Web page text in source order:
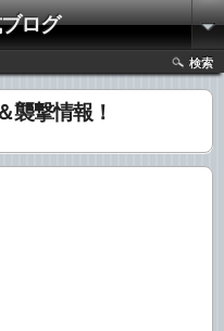
ログ
検索
襲撃情報！